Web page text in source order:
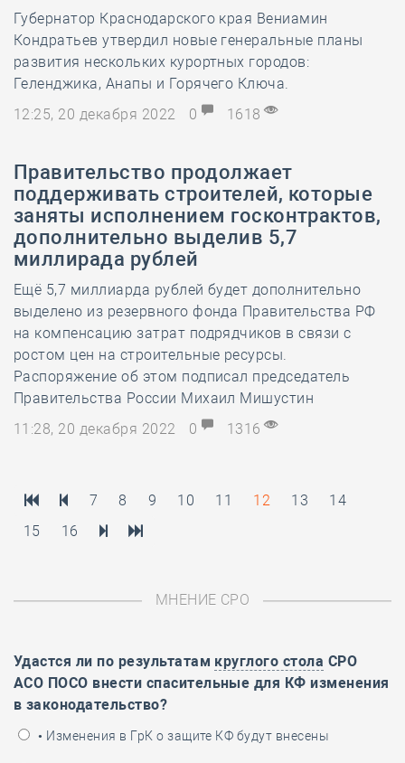
Губернатор Краснодарского края Вениамин
Кондратьев утвердил новые генеральные планы
развития нескольких курортных городов:
Геленджика, Анапы и Горячего Ключа.
12:25, 20 декабря 2022
0 1618
Правительство продолжает
поддерживать строителей, которые
заняты исполнением госконтрактов,
дополнительно выделив 5,7
миллирада рублей
Ещё 5,7 миллиарда рублей будет дополнительно
выделено из резервного фонда Правительства РФ
на компенсацию затрат подрядчиков в связи с
ростом цен на строительные ресурсы.
Распоряжение об этом подписал председатель
Правительства России Михаил Мишустин
11:28, 20 декабря 2022
0 1316
7 8 9 10 11 12 13
14
15
16
МНЕНИЕ СРО
Удастся ли по результатам круглого стола СРО
АСО ПОСО внести спасительные для КФ изменения
в законодательство?
• Изменения в ГрК о защите КФ будут внесены